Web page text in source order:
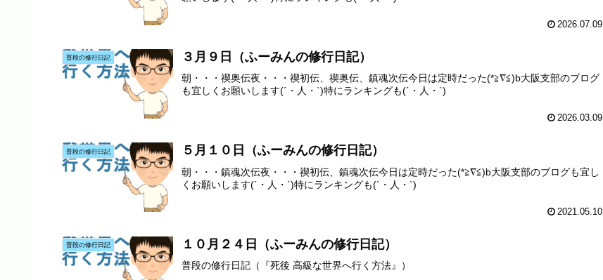
2026.07.09
普段の修行日記 ３月９日（ふーみんの修行日記）
朝・・・禊奥伝夜・・・禊初伝、禊奥伝、鎮魂次伝今日は定時だった(*≧∇≦)b大阪支部のブログ
も宜しくお願いします(´・人・`)特にランキングも(´・人・`)
2026.03.09
普段の修行日記 ５月１０日（ふーみんの修行日記）
朝・・・鎮魂次伝夜・・・禊初伝、鎮魂次伝今日は定時だった(*≧∇≦)b大阪支部のブログも宜し
くお願いします(´・人・`)特にランキングも(´・人・`)
2021.05.10
普段の修行日記 １０月２４日（ふーみんの修行日記）
普段の修行日記（『死後 高級な世界へ行く方法』）